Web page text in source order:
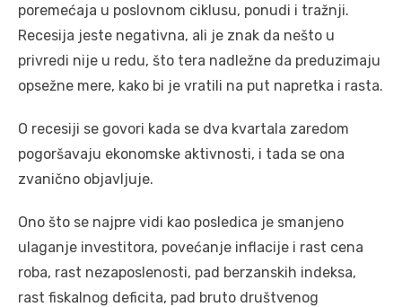
poremećaja u poslovnom ciklusu, ponudi i tražnji.
Recesija jeste negativna, ali je znak da nešto u
privredi nije u redu, što tera nadležne da preduzimaju
opsežne mere, kako bi je vratili na put napretka i rasta.
O recesiji se govori kada se dva kvartala zaredom
pogoršavaju ekonomske aktivnosti, i tada se ona
zvanično objavljuje.
Ono što se najpre vidi kao posledica je smanjeno
ulaganje investitora, povećanje inflacije i rast cena
roba, rast nezaposlenosti, pad berzanskih indeksa,
rast fiskalnog deficita, pad bruto društvenog